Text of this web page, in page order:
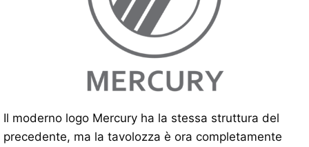
Il moderno logo Mercury ha la stessa struttura del
precedente, ma la tavolozza è ora completamente